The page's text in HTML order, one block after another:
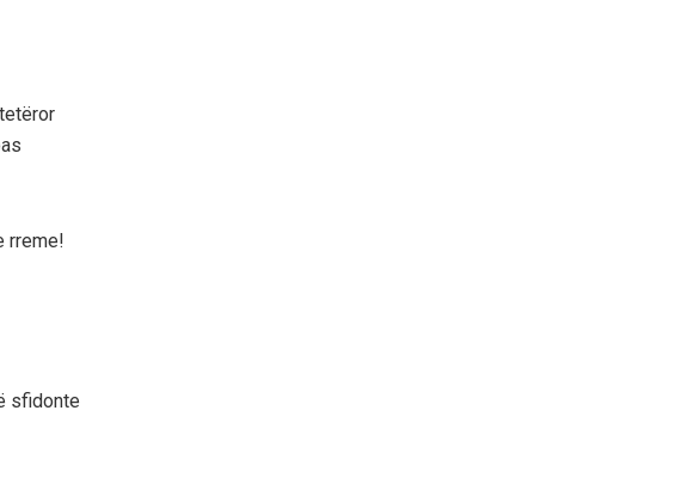
rreme!
sfidonte